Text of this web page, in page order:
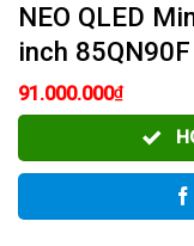
NEO QLED
inch
91.000.000₫